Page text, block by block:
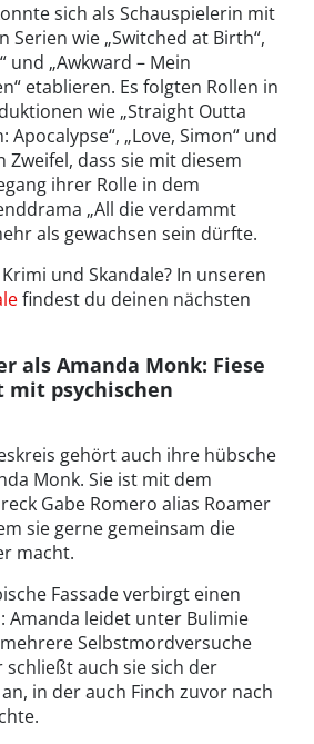
sich als Schauspielerin mit
wie „Switched at Birth“,
und „Awkward – Mein
etablieren. Es folgten Rollen in
wie „Straight Outta
Apocalypse“, „Love, Simon“ und
Zweifel, dass sie mit diesem
ihrer Rolle in dem
„All die verdammt
als gewachsen sein dürfte.
und Skandale? In unseren
findest du deinen nächsten
als Amanda Monk: Fiese
mit psychischen
gehört auch ihre hübsche
Monk. Sie ist mit dem
Gabe Romero alias Roamer
sie gerne gemeinsam die
macht.
Fassade verbirgt einen
Amanda leidet unter Bulimie
Selbstmordversuche
schließt auch sie sich der
in der auch Finch zuvor nach